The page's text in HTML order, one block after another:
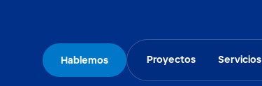
Hablemos Proyectos Servicios